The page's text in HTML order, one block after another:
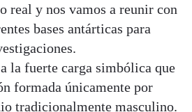
real y nos vamos a reunir con
bases antárticas para
la fuerte carga simbólica que
formada únicamente por
tradicionalmente masculino.